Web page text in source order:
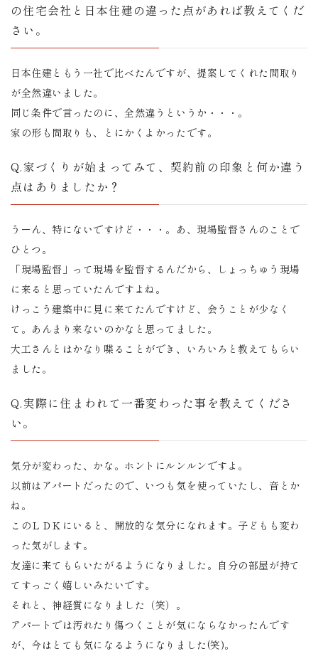
の住宅会社と日本住建の違った点があれば教えてくだ
さい。
日本住建ともう一社で比べたんですが、提案してくれた間取り
が全然違いました。
同じ条件で言ったのに、全然違うというか・・・。
家の形も間取りも、とにかくよかったです。
Q.家づくりが始まってみて、契約前の印象と何か違う
点はありましたか？
うーん、特にないですけど・・・。あ、現場監督さんのことで
ひとつ。
「現場監督」って現場を監督するんだから、しょっちゅう現場
に来ると思っていたんですよね。
けっこう建築中に見に来てたんですけど、会うことが少なく
て。あんまり来ないのかなと思ってました。
大工さんとはかなり喋ることができ、いろいろと教えてもらい
ました。
Q.実際に住まわれて一番変わった事を教えてくださ
い。
気分が変わった、かな。ホントにルンルンですよ。
以前はアパートだったので、いつも気を使っていたし、音とか
ね。
このＬＤＫにいると、開放的な気分になれます。子どもも変わ
った気がします。
友達に来てもらいたがるようになりました。自分の部屋が持て
てすっごく嬉しいみたいです。
それと、神経質になりました（笑）。
アパートでは汚れたり傷つくことが気にならなかったんです
が、今はとても気になるようになりました(笑)。